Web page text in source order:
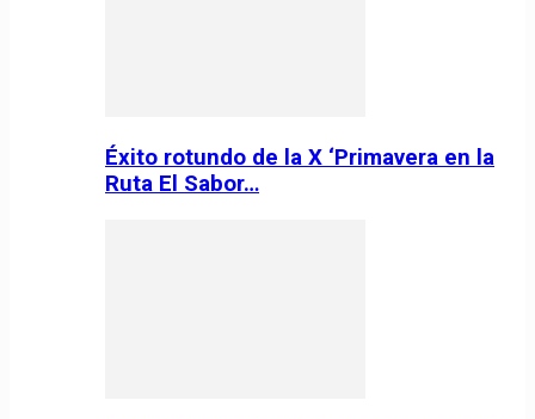
Éxito rotundo de la X ‘Primavera en la
Ruta El Sabor…